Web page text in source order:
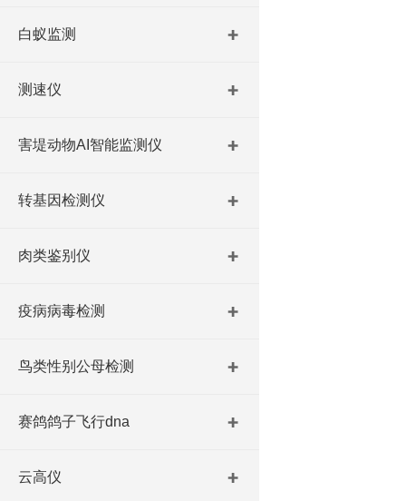
白蚁监测
测速仪
害堤动物AI智能监测仪
转基因检测仪
肉类鉴别仪
疫病病毒检测
鸟类性别公母检测
赛鸽鸽子飞行dna
云高仪